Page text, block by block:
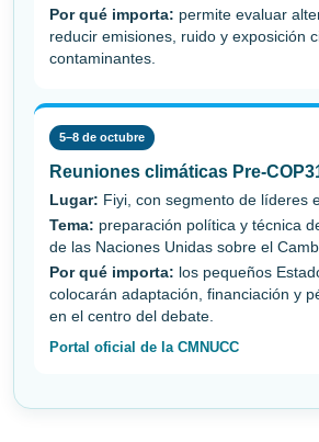
Por qué importa: permite evaluar
reducir emisiones, ruido y exposición
contaminantes.
5–8 de octubre
Reuniones climáticas Pre-
Lugar: Fiyi, con segmento de líderes
Tema: preparación política y técnica
de las Naciones Unidas sobre el
Por qué importa: los pequeños
colocarán adaptación, financiación y
en el centro del debate.
Portal oficial de la CMNUCC